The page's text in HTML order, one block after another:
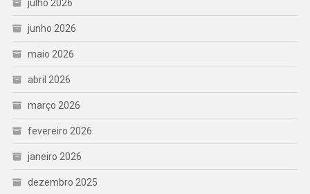
julho 2026
junho 2026
maio 2026
abril 2026
março 2026
fevereiro 2026
janeiro 2026
dezembro 2025